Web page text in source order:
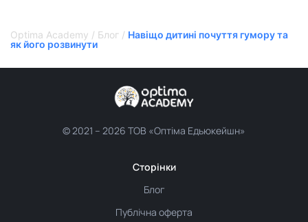
Optima Academy / Блог / Навіщо дитині почуття гумору та
як його розвинути
© 2021 – 2026 ТОВ «Оптіма Едьюкейшн»
Сторінки
Блог
Публічна оферта